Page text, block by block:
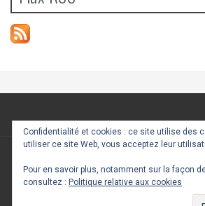
Fièrement propulsé par
par Themeisle
Confidentialité et cookies : ce site utilise des
utiliser ce site Web, vous acceptez leur
Pour en savoir plus, notamment sur la façon
consultez : Politique relative aux cookies